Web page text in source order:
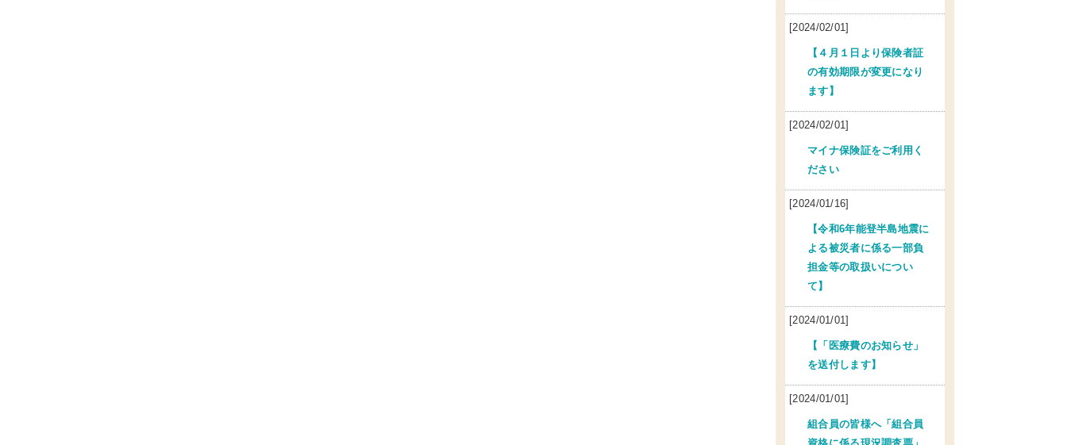
[2024/02/01]
【４月１日より保険者証
の有効期限が変更になり
ます】
[2024/02/01]
マイナ保険証をご利用く
ださい
[2024/01/16]
【令和6年能登半島地震に
よる被災者に係る一部負
担金等の取扱いについ
て】
[2024/01/01]
【「医療費のお知らせ」
を送付します】
[2024/01/01]
組合員の皆様へ「組合員